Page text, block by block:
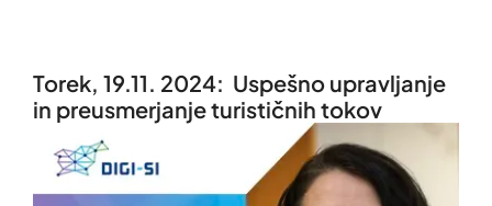
Torek, 19.11. 2024: Uspešno upravljanje
in preusmerjanje turističnih tokov